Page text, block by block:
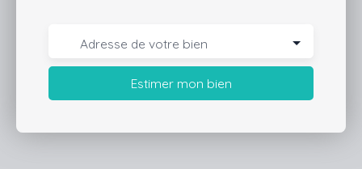
Adresse de votre bien
Estimer mon bien